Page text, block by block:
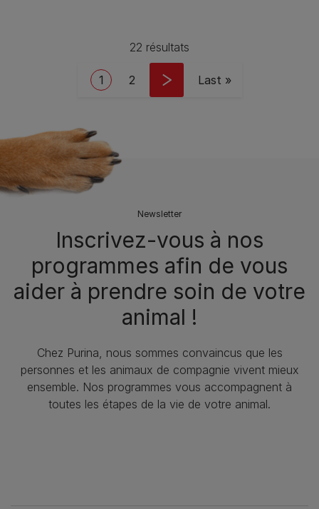
22 résultats
Current page
1 Page
2 Last page
Last »
Newsletter
Inscrivez-vous à nos
programmes afin de vous
aider à prendre soin de votre
animal !
Chez Purina, nous sommes convaincus que les
personnes et les animaux de compagnie vivent mieux
ensemble. Nos programmes vous accompagnent à
toutes les étapes de la vie de votre animal.​